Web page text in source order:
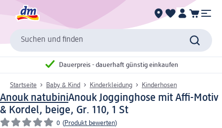
Suchen und finden
Dauerpreis - dauerhaft günstig einkaufen
Startseite Baby & Kind Kinderkleidung Kinderhosen
Anouk natubiniAnouk Jogginghose mit Affi-Motiv
& Kordel, beige, Gr. 110, 1 St
0 (Produkt bewerten)